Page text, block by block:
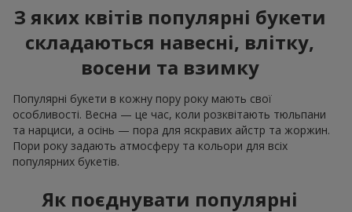
З яких квітів популярні букети
складаються навесні, влітку,
восени та взимку
Популярні букети в кожну пору року мають свої
особливості. Весна — це час, коли розквітають тюльпани
та нарциси, а осінь — пора для яскравих айстр та жоржин.
Пори року задають атмосферу та кольори для всіх
популярних букетів.
Як поєднувати популярні